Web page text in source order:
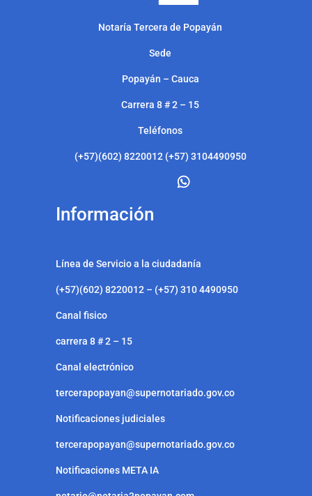
Notaría Tercera de Popayán
Sede
Popayán – Cauca
Carrera 8 # 2 – 15
Teléfonos
(+57)(602) 8220012 (+57) 3104490950
Información
Línea de Servicio a la ciudadanía
(+57)(602) 8220012 – (+57) 310 4490950
Canal fisico
carrera 8 # 2 – 15
Canal electrónico
tercerapopayan@supernotariado.gov.co
Notificaciones judiciales
tercerapopayan@supernotariado.gov.co
Notificaciones META IA